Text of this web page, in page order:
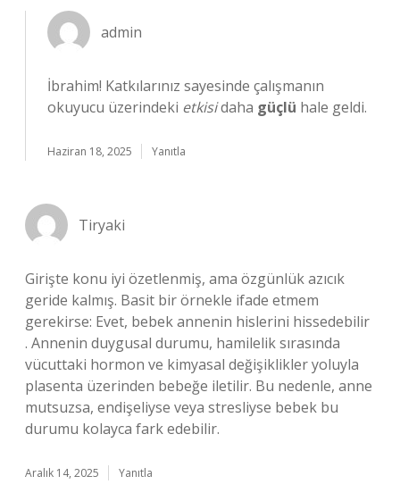
admin
İbrahim! Katkılarınız sayesinde çalışmanın
okuyucu üzerindeki etkisidaha güçlü hale geldi.
Haziran 18, 2025 Yanıtla
Tiryaki
Girişte konu iyi özetlenmiş, ama özgünlük azıcık
geride kalmış. Basit bir örnekle ifade etmem
gerekirse: Evet, bebek annenin hislerini hissedebilir
. Annenin duygusal durumu, hamilelik sırasında
vücuttaki hormon ve kimyasal değişiklikler yoluyla
plasenta üzerinden bebeğe iletilir. Bu nedenle, anne
mutsuzsa, endişeliyse veya stresliyse bebek bu
durumu kolayca fark edebilir.
Aralık 14, 2025 Yanıtla